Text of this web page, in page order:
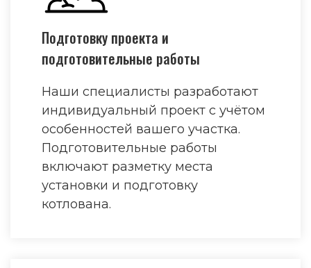
Подготовку проекта и
подготовительные работы
Наши специалисты разработают
индивидуальный проект с учётом
особенностей вашего участка.
Подготовительные работы
включают разметку места
установки и подготовку
котлована.